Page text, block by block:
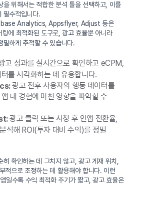
을 위해서는 적합한 분석 툴을 선택하고, 이를
필수적입니다.
Analytics, Appsflyer, Adjust 등은
링에 최적화된 도구로, 광고 효율뿐 아니라
밀하게 추적할 수 있습니다.
고 성과를 실시간으로 확인하고 eCPM,
를 시각화하는 데 유용합니다.
광고 전후 사용자의 행동 데이터를
내 경험에 미친 영향을 파악할 수
광고 클릭 또는 시청 후 인앱 전환율,
석해 ROI(투자 대비 수익)를 정밀
확인하는 데 그치지 않고, 광고 게재 위치,
적으로 조정하는 데 활용해야 합니다. 이런
앱일수록 수익 최적화 주기가 짧고, 광고 효율은